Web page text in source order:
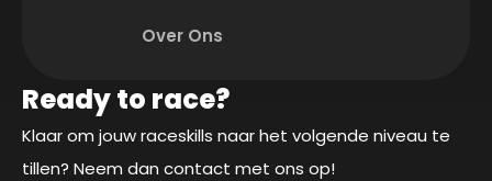
Over Ons
Ready to race?
Klaar om jouw raceskills naar het volgende niveau te
tillen? Neem dan contact met ons op!